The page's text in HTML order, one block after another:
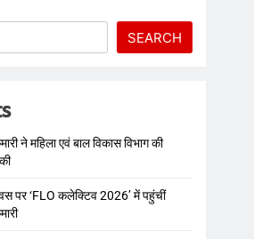
SEARCH
ने महिला एवं बाल विकास विभाग की
पर ‘FLO कलेक्टिव 2026’ में पहुंचीं